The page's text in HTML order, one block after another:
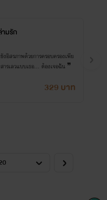
ามรัก
รเลวแบบเธอ... ต้องเจอฉัน ❞
329 บาท